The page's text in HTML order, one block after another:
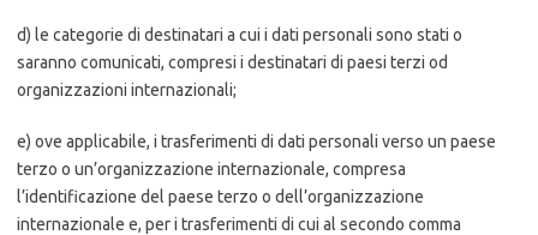
d) le categorie di destinatari a cui i dati personali sono stati o
saranno comunicati, compresi i destinatari di paesi terzi od
organizzazioni internazionali;
e) ove applicabile, i trasferimenti di dati personali verso un paese
terzo o un’organizzazione internazionale, compresa
l’identificazione del paese terzo o dell’organizzazione
internazionale e, per i trasferimenti di cui al secondo comma